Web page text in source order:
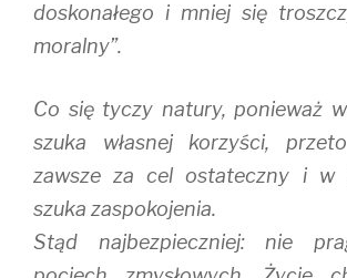
doskonałego i mniej się
moralny”.
Co się tyczy natury, ponieważ
szuka własnej korzyści,
zawsze za cel ostateczny i w
szuka zaspokojenia.
Stąd najbezpieczniej: nie